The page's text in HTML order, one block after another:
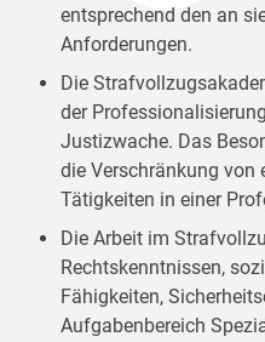
entsprechend den an
Anforderungen.
Die
der
Justizwache. Das
die Verschränkung von
Tätigkeiten in einer
Die Arbeit im
Rechtskenntnissen,
Fähigkeiten,
Aufgabenbereich